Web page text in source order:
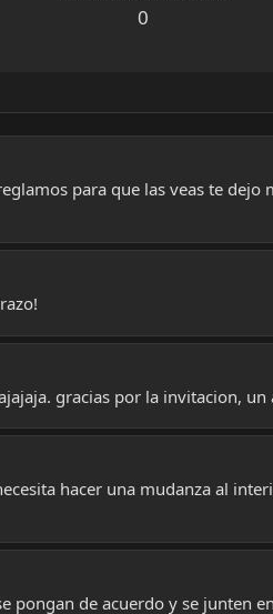
0
para que las veas te
gracias por la invitacion, un
hacer una mudanza al
de acuerdo y se junten